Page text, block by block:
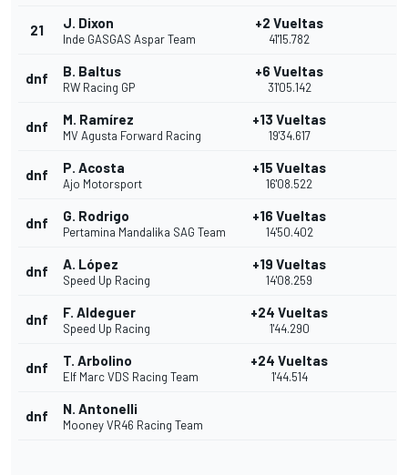
21 J. Dixon
Inde GASGAS Aspar Team
+2 Vueltas
41'15.782
dnf B. Baltus
RW Racing GP
+6 Vueltas
31'05.142
dnf M. Ramírez
MV Agusta Forward Racing
+13 Vueltas
19'34.617
dnf P. Acosta
Ajo Motorsport
+15 Vueltas
16'08.522
dnf G. Rodrigo
Pertamina Mandalika SAG Team
+16 Vueltas
14'50.402
dnf A. López
Speed Up Racing
+19 Vueltas
14'08.259
dnf F. Aldeguer
Speed Up Racing
+24 Vueltas
1'44.290
dnf T. Arbolino
Elf Marc VDS Racing Team
+24 Vueltas
1'44.514
dnf N. Antonelli
Mooney VR46 Racing Team